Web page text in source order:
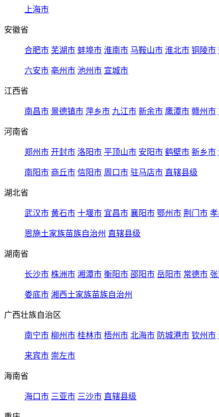
上海市
安徽省
合肥市 芜湖市 蚌埠市 淮南市 马鞍山市 淮北市 铜陵市
六安市 亳州市 池州市 宣城市
江西省
南昌市 景德镇市 萍乡市 九江市 新余市 鹰潭市 赣州市
河南省
郑州市 开封市 洛阳市 平顶山市 安阳市 鹤壁市 新乡市
南阳市 商丘市 信阳市 周口市 驻马店市 直辖县级
湖北省
武汉市 黄石市 十堰市 宜昌市 襄阳市 鄂州市 荆门市
恩施土家族苗族自治州 直辖县级
湖南省
长沙市 株洲市 湘潭市 衡阳市 邵阳市 岳阳市 常德市
娄底市 湘西土家族苗族自治州
广西壮族自治区
南宁市 柳州市 桂林市 梧州市 北海市 防城港市 钦州市
来宾市 崇左市
海南省
海口市 三亚市 三沙市 直辖县级